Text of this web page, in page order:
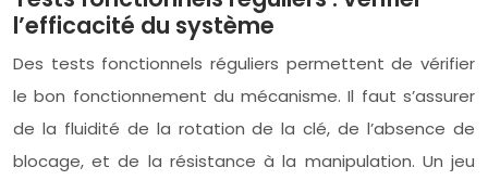
l’efficacité du système
Des tests fonctionnels réguliers permettent de vérifier
le bon fonctionnement du mécanisme. Il faut s’assurer
de la fluidité de la rotation de la clé, de l’absence de
blocage, et de la résistance à la manipulation. Un jeu